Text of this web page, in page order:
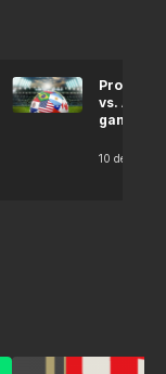
vs.
gana
10 de abril